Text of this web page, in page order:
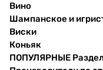
Вино
Шампанское и
Виски
Коньяк
ПОПУЛЯРНЫЕ